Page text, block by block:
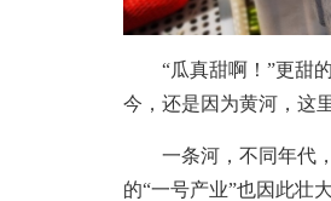
“瓜真甜啊！”更甜的
今，还是因为黄河，这
一条河，不同年代，
的“一号产业”也因此壮